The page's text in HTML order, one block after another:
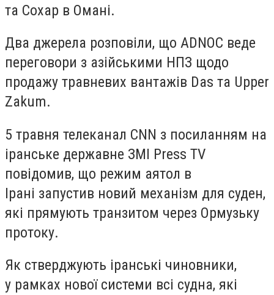
та Сохар в Омані.
Два джерела розповіли, що ADNOC веде
переговори з азійськими НПЗ щодо
продажу травневих вантажів Das та Upper
Zakum.
5 травня телеканал CNN з посиланням на
іранське державне ЗМІ Press TV
повідомив, що режим аятол в
Ірані запустив новий механізм для суден,
які прямують транзитом через Ормузьку
протоку.
Як стверджують іранські чиновники,
у рамках нової системи всі судна, які